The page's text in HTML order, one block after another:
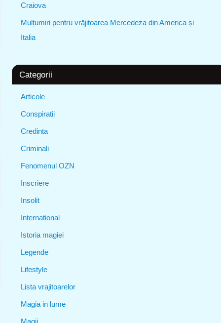
Craiova
Mulțumiri pentru vrăjitoarea Mercedeza din America și
Italia
Categorii
Articole
Conspiratii
Credinta
Criminali
Fenomenul OZN
Inscriere
Insolit
International
Istoria magiei
Legende
Lifestyle
Lista vrajitoarelor
Magia in lume
Magii